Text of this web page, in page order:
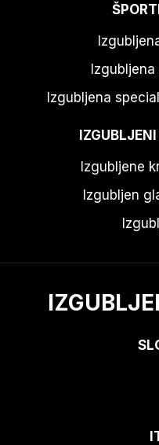
Izgubljena
Izgubljene
Izgubljen